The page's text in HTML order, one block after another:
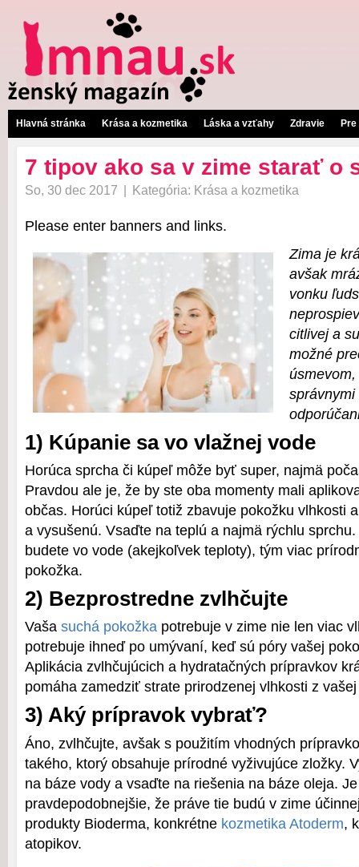
Hlavná stránka Krása a kozmetika Láska a vzťahy Zdravie
7 tipov ako sa v zime starať o
So, 30 dec 2017 Kategória: Krása a kozmetika
Please enter banners and links.
Zima je
avšak
vonku
citlivej a
možné
správnymi
1) Kúpanie sa vo vlažnej vode
Horúca sprcha či kúpeľ môže byť super, najmä
Pravdou ale je, že by ste oba momenty mali
občas. Horúci kúpeľ totiž zbavuje pokožku vlhkosti
a vysušenú. Vsaďte na teplú a najmä rýchlu
budete vo vode (akejkoľvek teploty), tým viac
pokožka.
2) Bezprostredne zvlhčujte
Vaša suchá pokožka potrebuje v zime nie len viac
potrebuje ihneď po umývaní, keď sú póry vašej
Aplikácia zvlhčujúcich a hydratačných prípravkov
pomáha zamedziť strate prirodzenej vlhkosti z
3) Aký prípravok vybrať?
Áno, zvlhčujte, avšak s použitím vhodných
takého, ktorý obsahuje prírodné vyživujúce zložky.
na báze vody a vsaďte na riešenia na báze oleja.
pravdepodobnejšie, že práve tie budú v zime
produkty Bioderma, konkrétne kozmetika Atoderm,
atopikov.